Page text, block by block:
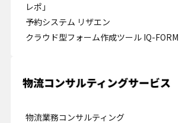
レポ」
予約システム リザエン
クラウド型フォーム作成ツール IQ-FORM
物流業務コンサルティング
プライバシー情報
プライバシー情報